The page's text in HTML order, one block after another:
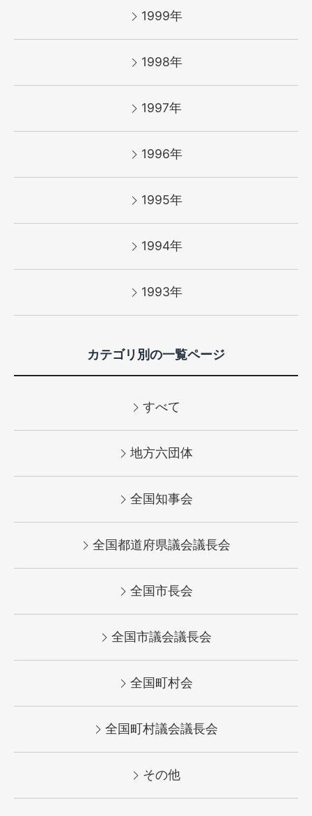
1999年
1998年
1997年
1996年
1995年
1994年
1993年
カテゴリ別の一覧ページ
すべて
地方六団体
全国知事会
全国都道府県議会議長会
全国市長会
全国市議会議長会
全国町村会
全国町村議会議長会
その他